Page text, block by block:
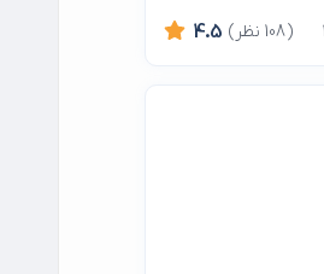
4.5 (108 نظر)